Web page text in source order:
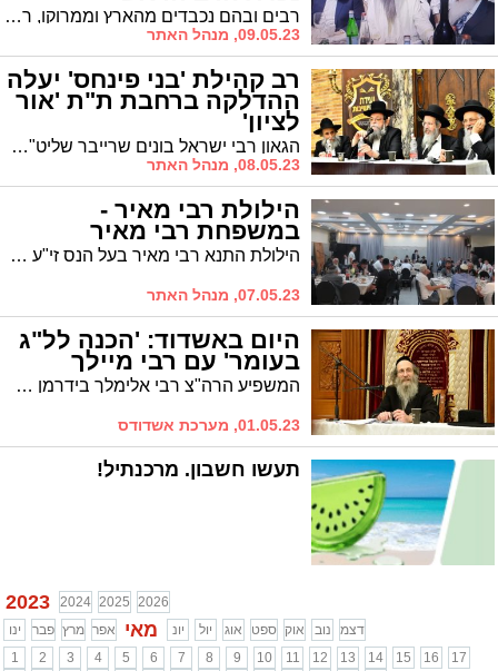
רבים ובהם נכבדים מהארץ וממרוקו, רבנים ושרים, השתתפו בשמחת חתונת נכדת הרב הראשי שהתקיימה בנס ציונה * בין הבאים: רה"ע ד"ר לסרי שזכה לברכות חמות
09.05.23, מנהל האתר
רב קהילת 'בני פינחס' יעלה
ההדלקה ברחבת ת"ת 'אור
לציון'
הגאון רבי ישראל בונים שרייבר שליט"א, רב קהילת 'בני פינחס', יעלה את ההדלקה ברחבת ת"ת 'אור לציון' בשעה 9.30
08.05.23, מנהל האתר
הילולת רבי מאיר -
במשפחת רבי מאיר
הילולת התנא רבי מאיר בעל הנס זי"ע התקיימה ע"י משפחתו של מזכה הרבים ר' מאיר בן הרוש ז"ל
07.05.23, מנהל האתר
היום באשדוד: 'הכנה לל"ג
בעומר' עם רבי מיילך
המשפיע הרה"צ רבי אלימלך בידרמן שליט"א יערוך היום בעירנו שיעור הכנה לל"ג בעומר
01.05.23, מערכת אשדודס
תעשו חשבון. מרכנתיל!
2023 2024 2025 2026
ינו
פבר מרץ אפר מאי יונ יול אוג ספט אוק נוב
דצמ
1
2 3 4 5 6 7 8 9 10 11 12 13 14 15 16
17